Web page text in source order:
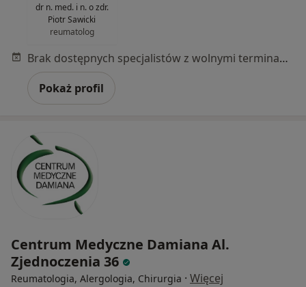
dr n. med. i n. o zdr.
Piotr Sawicki
reumatolog
Brak dostępnych specjalistów z wolnymi terminami w tym centrum medycznym.
Pokaż profil
Centrum Medyczne Damiana Al.
Zjednoczenia 36
Reumatologia, Alergologia, Chirurgia · Więcej